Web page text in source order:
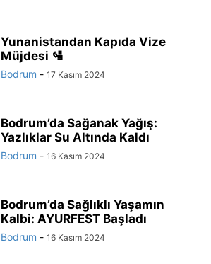
Yunanistandan Kapıda Vize
Müjdesi 🛂
Bodrum - 17 Kasım 2024
Bodrum’da Sağanak Yağış:
Yazlıklar Su Altında Kaldı
Bodrum - 16 Kasım 2024
Bodrum’da Sağlıklı Yaşamın
Kalbi: AYURFEST Başladı
Bodrum - 16 Kasım 2024